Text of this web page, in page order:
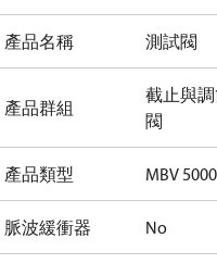
產品名稱 測試閥
產品群組
截止與
閥
產品類型 MBV 5000
脈波緩衝器 No